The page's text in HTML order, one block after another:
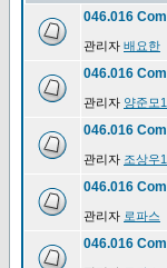
046.016
관리자 배요한
046.016
관리자 양준모
046.016
관리자 조상우
046.016
관리자 로파스
046.016